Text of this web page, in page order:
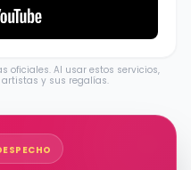
oficiales. Al usar estos servicios,
y sus regalías.